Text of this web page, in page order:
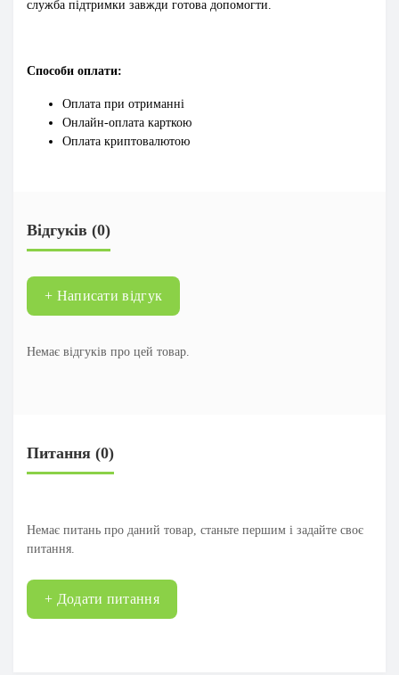
служба підтримки завжди готова допомогти.
Способи оплати:
Оплата при отриманні
Онлайн-оплата карткою
Оплата криптовалютою
Відгуків (0)
+ Написати відгук
Немає відгуків про цей товар.
Питання (0)
Немає питань про даний товар, станьте першим і задайте своє
питання.
+ Додати питання